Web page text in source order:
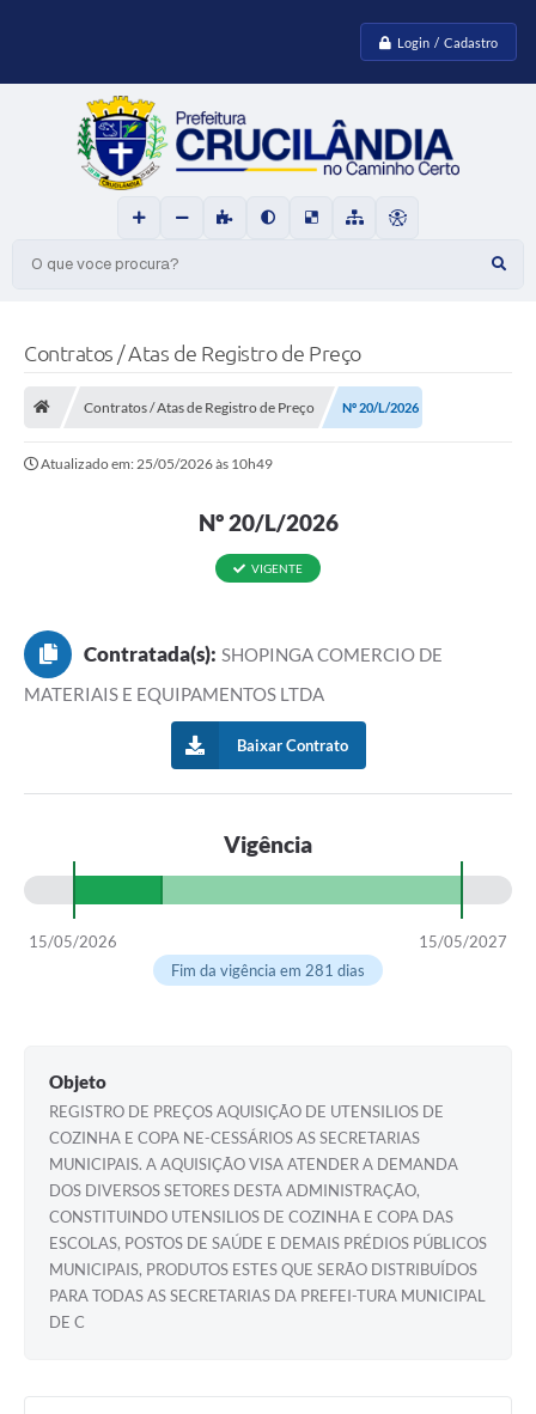
Login / Cadastro
O que voce procura?
Contratos / Atas de Registro de Preço
Contratos / Atas de Registro de Preço Nº 20/L/2026
Atualizado em: 25/05/2026 às 10h49
Nº 20/L/2026
VIGENTE
Contratada(s): SHOPINGA COMERCIO DE
MATERIAIS E EQUIPAMENTOS LTDA
Baixar Contrato
Vigência
15/05/2026
15/05/2027
Fim da vigência em 281 dias
Objeto
REGISTRO DE PREÇOS AQUISIÇÃO DE UTENSILIOS DE
COZINHA E COPA NE-CESSÁRIOS AS SECRETARIAS
MUNICIPAIS. A AQUISIÇÃO VISA ATENDER A DEMANDA
DOS DIVERSOS SETORES DESTA ADMINISTRAÇÃO,
CONSTITUINDO UTENSILIOS DE COZINHA E COPA DAS
ESCOLAS, POSTOS DE SAÚDE E DEMAIS PRÉDIOS PÚBLICOS
MUNICIPAIS, PRODUTOS ESTES QUE SERÃO DISTRIBUÍDOS
PARA TODAS AS SECRETARIAS DA PREFEI-TURA MUNICIPAL
DE C